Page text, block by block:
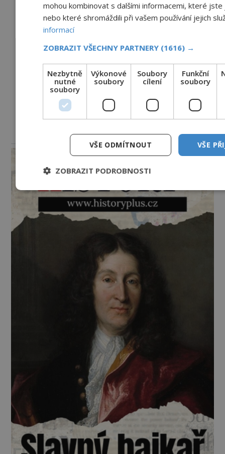
reklama
mohou kombinovat s dalšími informacemi, které
nebo které shromáždili při vašem používání jejich
informací
ZOBRAZIT VŠECHNY PARTNERY (1616) →
Nezbytně
nutné
soubory
Výkonové
soubory
Soubory
cílení
Funkční
soubory
VŠE
VŠE ODMÍTNOUT
ZOBRAZIT PODROBNOSTI